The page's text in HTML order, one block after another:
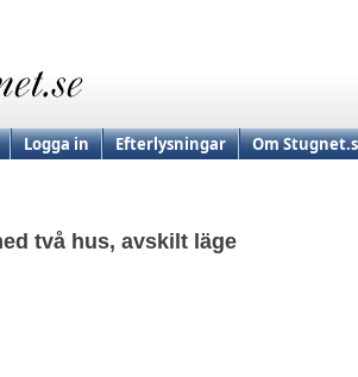
Logga in Efterlysningar Om
två hus, avskilt läge